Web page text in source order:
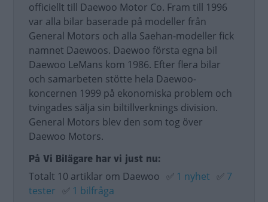
officiellt till Daewoo Motor Co. Fram till 1996
var alla bilar baserade på modeller från
General Motors och alla Saehan-modeller fick
namnet Daewoos. Daewoo första egna bil
Daewoo LeMans kom 1986. Efter flera bilar
och samarbeten stötte hela Daewoo-
koncernen 1999 på ekonomiska problem och
tvingades sälja sin biltillverknings division.
General Motors blev den som tog över
Daewoo Motors.
På Vi Bilägare har vi just nu:
Totalt 10 artiklar om Daewoo ✅ 1 nyhet ✅ 7
tester ✅ 1 bilfråga